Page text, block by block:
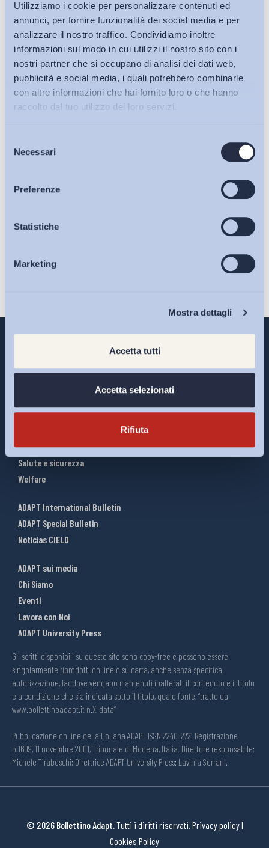
Utilizziamo i cookie per personalizzare contenuti ed
annunci, per fornire funzionalità dei social media e per
analizzare il nostro traffico. Condividiamo inoltre
informazioni sul modo in cui utilizzi il nostro sito con i
nostri partner che si occupano di analisi dei dati web,
pubblicità e social media, i quali potrebbero combinarle
con altre informazioni che hai fornito loro o che hanno
raccolto dal tuo utilizzo dei loro servizi.
delNecessari
Preferenze
Statistiche
Marketing
Mostra dettagli
Accetta tutti
Accetta selezionati
Rifiuta
Bollettini ADAPT
Articoli
Osservatori
Eventi
Ho letto e Accetto il trattamento dei dati personali descritti
Riforme del lavoro
Relazioni industriali
Salute e sicurezza
Welfare
ADAPT International Bulletin
ADAPT Special Bulletin
Noticias CIELO
ADAPT sui media
Chi Siamo
Eventi
Lavora con Noi
ADAPT University Press
Gli scritti disponibili su questo sito sono copy-free e possono essere
singolarmente riprodotti on line o su carta, anche senza specifica
autorizzazione, laddove vengano mantenuti inalterati il contenuto e il titolo
e a condizione che sia indicata sotto il titolo, quale fonte, “tratto da
www.bollettinoadapt.it n.X, data“
Pubblicazione on line della Collana ADAPT ISSN 2240-2721 Registrazione
n.1609, 11 novembre 2001, Tribunale di Modena, Italia. Direttore responsabile:
Michele Tiraboschi; Direttrice ADAPT University Press: Lavinia Serrani.
© 2026 Bollettino Adapt.Tutti i diritti riservati.Privacy policy|
Cookies Policy